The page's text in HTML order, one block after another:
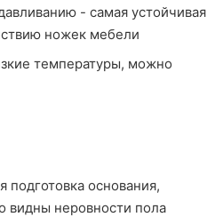
- самая устойчивая
ножек мебели
температуры, можно
подготовка основания,
видны неровности пола